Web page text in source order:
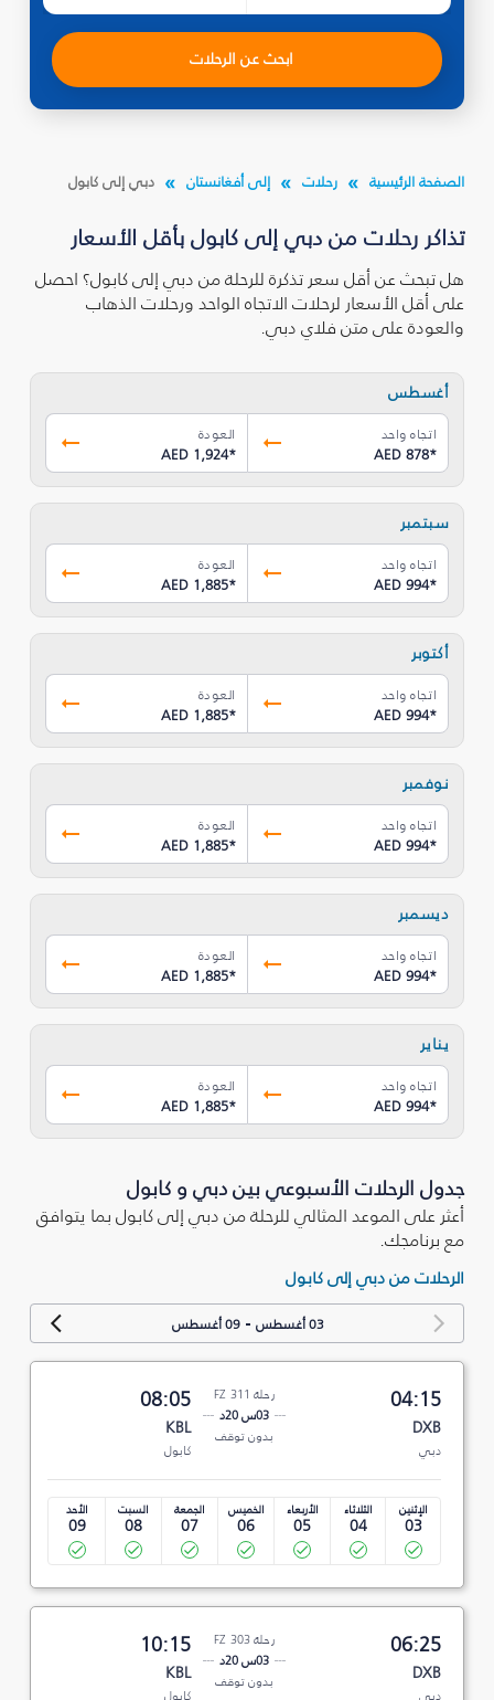
ابحث عن الرحلات
الصفحة الرئيسية رحلات إلى أفغانستان دبي إلى كابول
تذاكر رحلات من دبي إلى كابول بأقل الأسعار
هل تبحث عن أقل سعر تذكرة للرحلة من دبي إلى كابول؟ احصل
على أقل الأسعار لرحلات الاتجاه الواحد ورحلات الذهاب
والعودة على متن فلاي دبي.
أغسطس
اتجاه واحد
AED 878*
العودة
AED 1,924*
سبتمبر
اتجاه واحد
AED 994*
العودة
AED 1,885*
أكتوبر
اتجاه واحد
AED 994*
العودة
AED 1,885*
نوفمبر
اتجاه واحد
AED 994*
العودة
AED 1,885*
ديسمبر
اتجاه واحد
AED 994*
العودة
AED 1,885*
يناير
اتجاه واحد
AED 994*
العودة
AED 1,885*
جدول الرحلات الأسبوعي بين دبي و كابول
أعثر على الموعد المثالي للرحلة من دبي إلى كابول بما يتوافق
مع برنامجك.
الرحلات من دبي إلى كابول
03 أغسطس -09 أغسطس
04:15
DXB
دبي
رحلة FZ 311
03س 20د
بدون توقف
08:05
KBL
كابول
الإثنين
03
الثلاثاء
04
الأربعاء
05
الخميس
06
الجمعة
07
السبت
08
الأحد
09
06:25
DXB
دبي
رحلة FZ 303
03س 20د
بدون توقف
10:15
KBL
كابول